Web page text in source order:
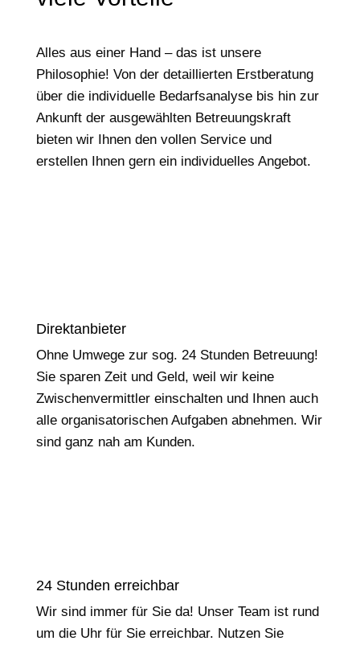
Alles aus einer Hand – das ist unsere
Philosophie! Von der detaillierten Erstberatung
über die individuelle Bedarfsanalyse bis hin zur
Ankunft der ausgewählten Betreuungskraft
bieten wir Ihnen den vollen Service und
erstellen Ihnen gern ein individuelles Angebot.
Direktanbieter
Ohne Umwege zur sog. 24 Stunden Betreuung!
Sie sparen Zeit und Geld, weil wir keine
Zwischenvermittler einschalten und Ihnen auch
alle organisatorischen Aufgaben abnehmen. Wir
sind ganz nah am Kunden.
24 Stunden erreichbar
Wir sind immer für Sie da! Unser Team ist rund
um die Uhr für Sie erreichbar. Nutzen Sie